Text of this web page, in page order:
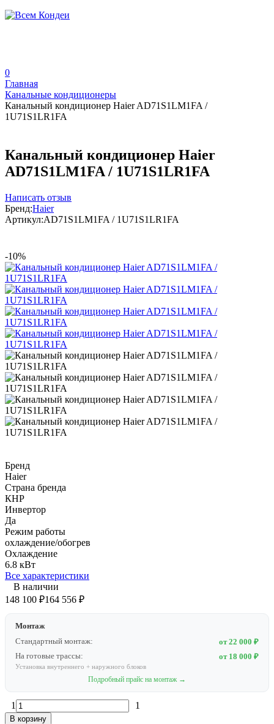
0
Главная
Канальные кондиционеры
Канальный кондиционер Haier AD71S1LM1FA /
1U71S1LR1FA
Канальный кондиционер Haier
AD71S1LM1FA / 1U71S1LR1FA
Написать отзыв
Бренд:Haier
Артикул:AD71S1LM1FA / 1U71S1LR1FA
-10%
Бренд
Haier
Страна бренда
КНР
Инвертор
Да
Режим работы
охлаждение/обогрев
Охлаждение
6.8 кВт
Все характеристики
В наличии
148 100 ₽164 556 ₽
Монтаж
Стандартный монтаж:
от 22 000 ₽
На готовые трассы:
от 18 000 ₽
Установка внутреннего + наружного блоков
Подробный прайс на монтаж →
1 1
В корзину